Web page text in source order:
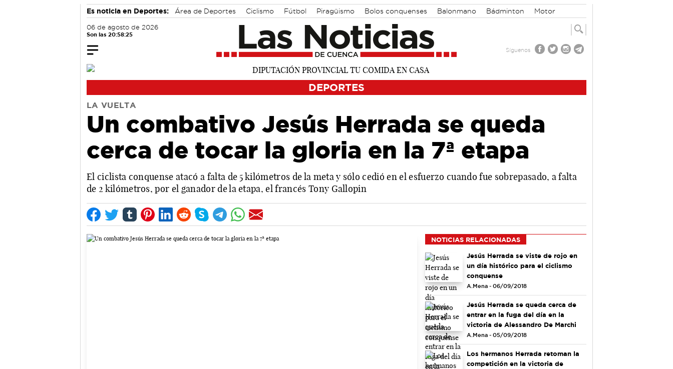
Es noticia en Deportes: Área de Deportes Ciclismo Fútbol Piragüismo Bolos conquenses Balonmano Bádminton Motor
06 de agosto de 2026
Son las 20:58:26
Síguenos
DEPORTES
LA VUELTA
Un combativo Jesús Herrada se queda
cerca de tocar la gloria en la 7ª etapa
El ciclista conquense atacó a falta de 5 kilómetros de la meta y sólo cedió en el esfuerzo cuando fue sobrepasado, a falta
de 2 kilómetros, por el ganador de la etapa, el francés Tony Gallopin
NOTICIAS RELACIONADAS
Jesús Herrada se viste de rojo en
un día histórico para el ciclismo
conquense
A.Mena - 06/09/2018
Jesús Herrada se queda cerca de
entrar en la fuga del día en la
victoria de Alessandro De Marchi
A.Mena - 05/09/2018
Los hermanos Herrada retoman la
competición en la victoria de